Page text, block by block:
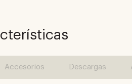
Accesorios Descargas